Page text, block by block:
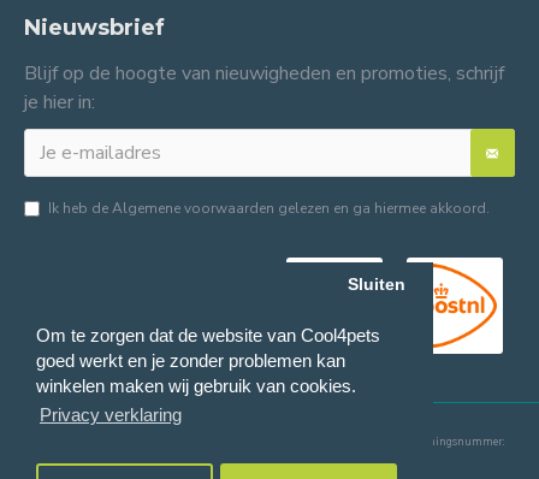
Om te zorgen dat de website van Cool4pets
goed werkt en je zonder problemen kan
winkelen maken wij gebruik van cookies.
Privacy verklaring
Sluiten
Nieuwsbrief
Blijf op de hoogte van nieuwigheden en promoties, schrijf
je hier in:
Ik heb deAlgemene voorwaarden gelezen en ga hiermee akkoord.
Ondernemingsnummer:
BE0816982597.